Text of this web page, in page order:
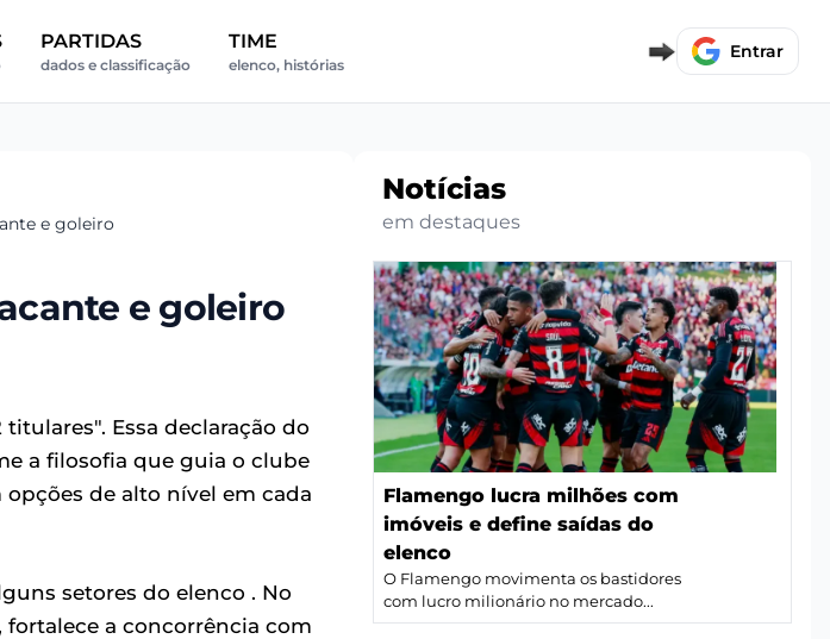
PARTIDAS
dados e classificação
TIME
elenco, histórias
Entrar
e goleiro
e goleiro
Essa declaração do
a filosofia que guia o clube
opções de alto nível em cada
setores do elenco . No
fortalece a concorrência com
Notícias
em destaques
Flamengo lucra milhões com
imóveis e define saídas do
elenco
O Flamengo movimenta os bastidores
com lucro milionário no mercado...